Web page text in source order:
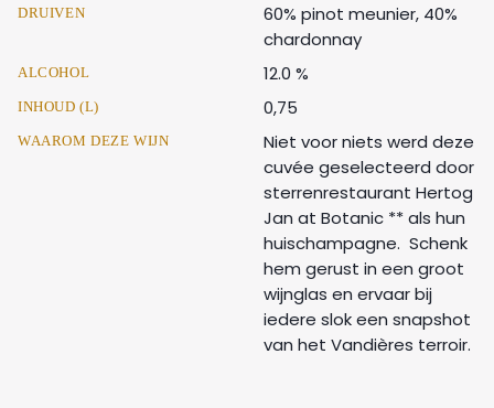
DRUIVEN
60% pinot meunier, 40%
chardonnay
ALCOHOL 12.0 %
INHOUD (L) 0,75
WAAROM DEZE WIJN
Niet voor niets werd deze
cuvée geselecteerd door
sterrenrestaurant Hertog
Jan at Botanic ** als hun
huischampagne. Schenk
hem gerust in een groot
wijnglas en ervaar bij
iedere slok een snapshot
van het Vandières terroir.